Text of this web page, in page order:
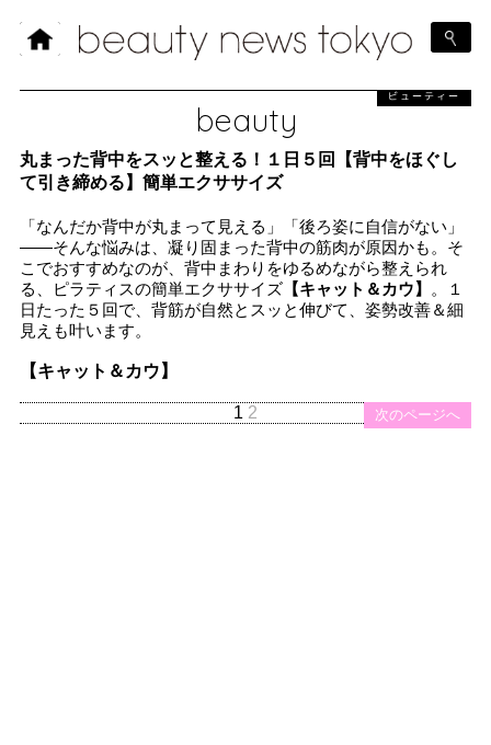
beauty
ビューティー
丸まった背中をスッと整える！１日５回【背中をほぐし
て引き締める】簡単エクササイズ
「なんだか背中が丸まって見える」「後ろ姿に自信がない」
――そんな悩みは、凝り固まった背中の筋肉が原因かも。そ
こでおすすめなのが、背中まわりをゆるめながら整えられ
る、ピラティスの簡単エクササイズ 【キャット＆カウ】
。１
日たった５回で、背筋が自然とスッと伸びて、姿勢改善＆細
見えも叶います。
【キャット＆カウ】
次のページへ
1 2